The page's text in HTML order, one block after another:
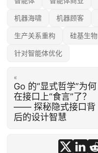
机器海啸 机器顾客
生产关系重构 硅基生物
针对智能体优化
«
Go 的“显式哲学”为何
在接口上“食言”了？
—— 探秘隐式接口背
后的设计智慧